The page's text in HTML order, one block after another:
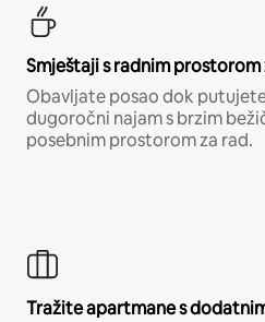
Smještaji s radnim
Obavljate posao dok
dugoročni najam s brzim
posebnim prostorom za rad.
Tražite apartmane s